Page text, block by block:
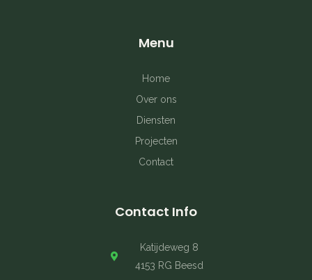
Contact Info
Katijdeweg 8
4153 RG Beesd
Menu
Home
Over ons
Diensten
Projecten
Contact